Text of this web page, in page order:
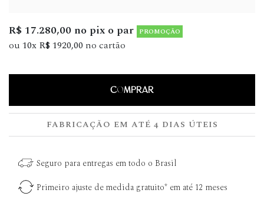
R$ 17.280,00 no pix o par PROMOÇÃO
ou 10x R$ 1920,00 no cartão
COMPRAR
FABRICAÇÃO EM ATÉ 4 DIAS ÚTEIS
Seguro para entregas em todo o Brasil
Primeiro ajuste de medida gratuito* em até 12 meses